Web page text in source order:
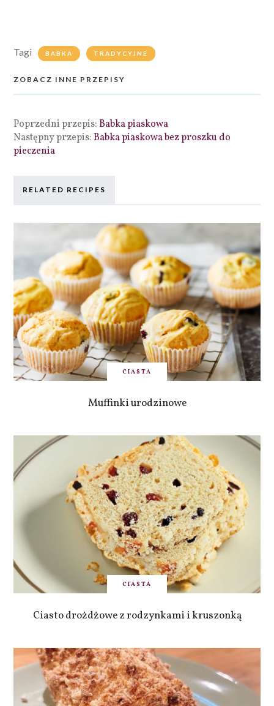
Tagi BABKA TRADYCYJNE
ZOBACZ INNE PRZEPISY
Poprzedni przepis:Babka piaskowa
Następny przepis:Babka piaskowa bez proszku do
pieczenia
RELATED RECIPES
CIASTA
Muffinki urodzinowe
CIASTA
Ciasto drożdżowe z rodzynkami i kruszonką